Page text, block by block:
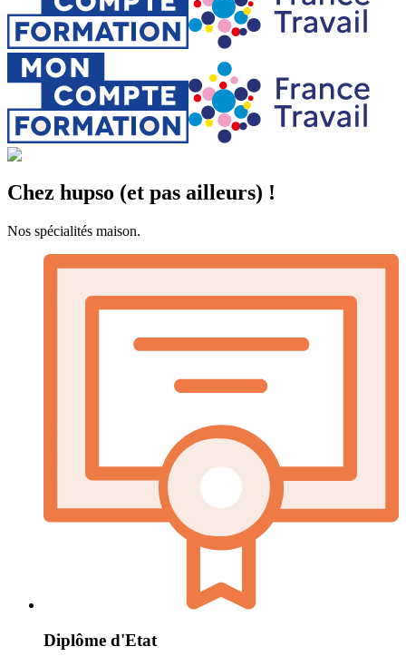
Chez hupso (et pas ailleurs) !
Nos spécialités maison.
Diplôme d'Etat